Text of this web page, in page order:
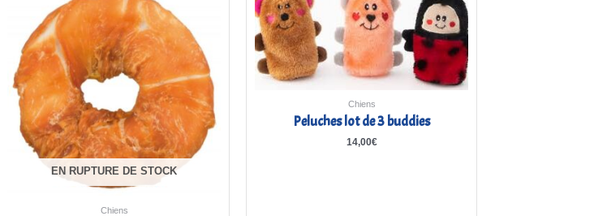
EN RUPTURE DE STOCK
Chiens
Chiens
Peluches lot de 3 buddies
14,00€